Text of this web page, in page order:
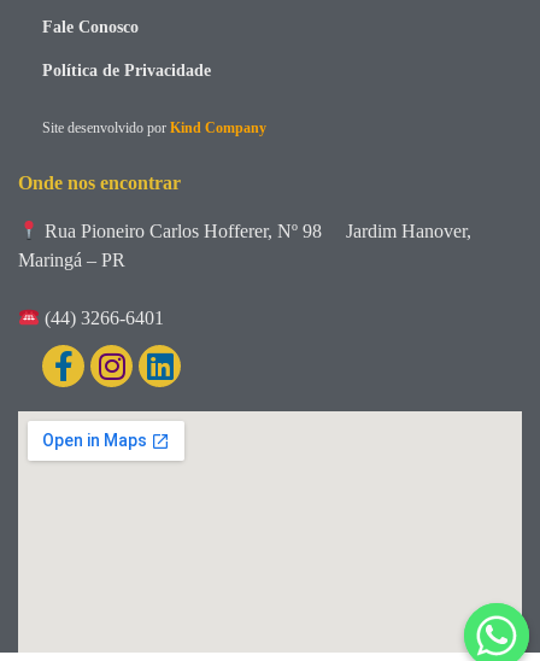
Fale Conosco
Política de Privacidade
Site desenvolvido por Kind Company
Onde nos encontrar
Rua Pioneiro Carlos Hofferer, Nº 98
Jardim Hanover,
Maringá – PR
(44) 3266-6401